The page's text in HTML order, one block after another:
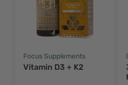
Focus Supplements
Vitamin D3 + K2